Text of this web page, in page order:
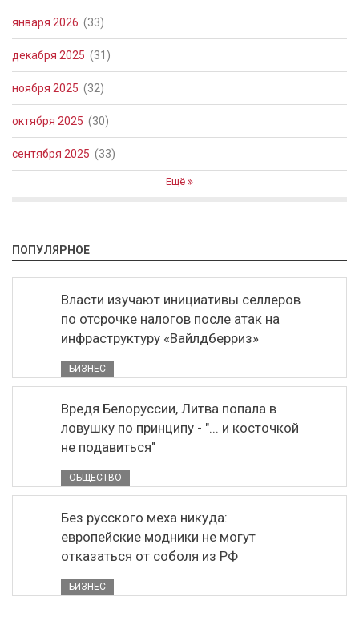
января 2026 (33)
декабря 2025 (31)
ноября 2025 (32)
октября 2025 (30)
сентября 2025 (33)
Ещё
ПОПУЛЯРНОЕ
Власти изучают инициативы селлеров
по отсрочке налогов после атак на
инфраструктуру «Вайлдберриз»
БИЗНЕС
Вредя Белоруссии, Литва попала в
ловушку по принципу - "... и косточкой
не подавиться"
ОБЩЕСТВО
Без русского меха никуда:
европейские модники не могут
отказаться от соболя из РФ
БИЗНЕС